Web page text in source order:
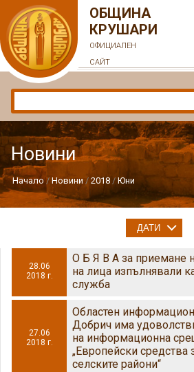
ОБЩИНА
КРУШАРИ
ОФИЦИАЛЕН
САЙТ
Новини
Начало Новини 2018 Юни
28.06
2018 г.
О Б Я В А за приемане
на лица изпълнявали
служба
27.06
2018 г.
Областен
Добрич има
на информационна
„Европейски средства
селските райони“
ДАТИ